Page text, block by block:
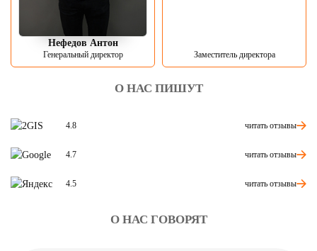
Нефедов Антон
Генеральный директор Заместитель директора
О НАС ПИШУТ
4.8 читать отзывы
4.7 читать отзывы
4.5 читать отзывы
О НАС ГОВОРЯТ